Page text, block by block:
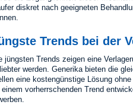
diskret nach geeigneten
Trends bei der
jüngsten Trends zeigen eine
werden. Generika bieten die
eine kostengünstige Lösung
vorherrschenden Trend